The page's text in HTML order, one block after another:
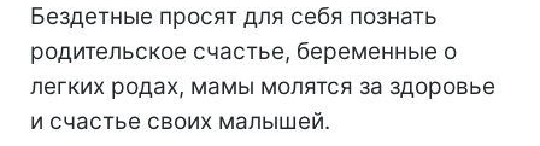
Бездетные просят для себя познать
родительское счастье, беременные о
легких родах, мамы молятся за здоровье
и счастье своих малышей.